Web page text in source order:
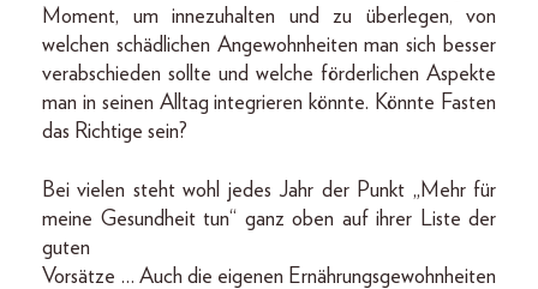
Moment, um innezuhalten und zu überlegen, von
welchen schädlichen Angewohnheiten man sich besser
verabschieden sollte und welche förderlichen Aspekte
man in seinen Alltag integrieren könnte. Könnte Fasten
das Richtige sein?
Bei vielen steht wohl jedes Jahr der Punkt „Mehr für
meine Gesundheit tun“ ganz oben auf ihrer Liste der
guten
Vorsätze … Auch die eigenen Ernährungsgewohnheiten